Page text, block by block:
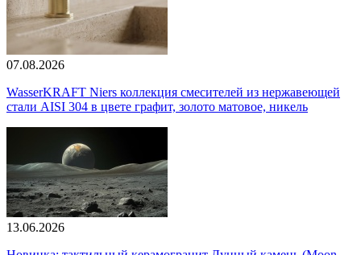
07.08.2026
WasserKRAFT Niers коллекция смесителей из нержавеющей
стали AISI 304 в цвете графит, золото матовое, никель
13.06.2026